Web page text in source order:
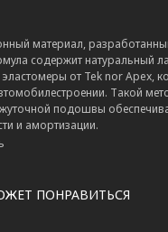
материал,
содержит натуральный
от Tek nor Apex,
Такой
подошвы
и амортизации.
ПОНРАВИТЬСЯ